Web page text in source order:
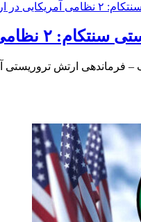
در اردن کشته شدند